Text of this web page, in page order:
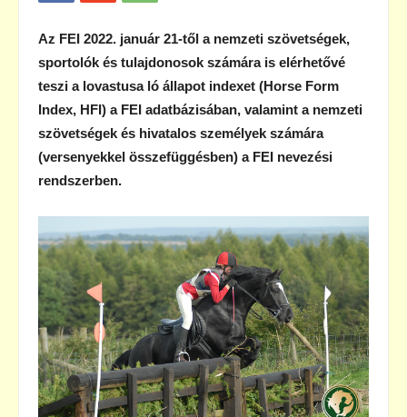
Az FEI 2022. január 21-től a nemzeti szövetségek,
sportolók és tulajdonosok számára is elérhetővé
teszi a lovastusa ló állapot indexet (Horse Form
Index, HFI) a FEI adatbázisában, valamint a nemzeti
szövetségek és hivatalos személyek számára
(versenyekkel összefüggésben) a FEI nevezési
rendszerben.